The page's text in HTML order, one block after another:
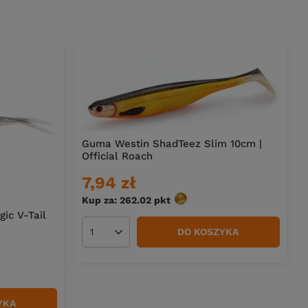
V-Tail
Guma Westin ShadTeez Slim 10cm |
Official Roach
7,94 zł
Kup za: 262.02 pktpunktów
Ilość produktów DO KOSZYKA